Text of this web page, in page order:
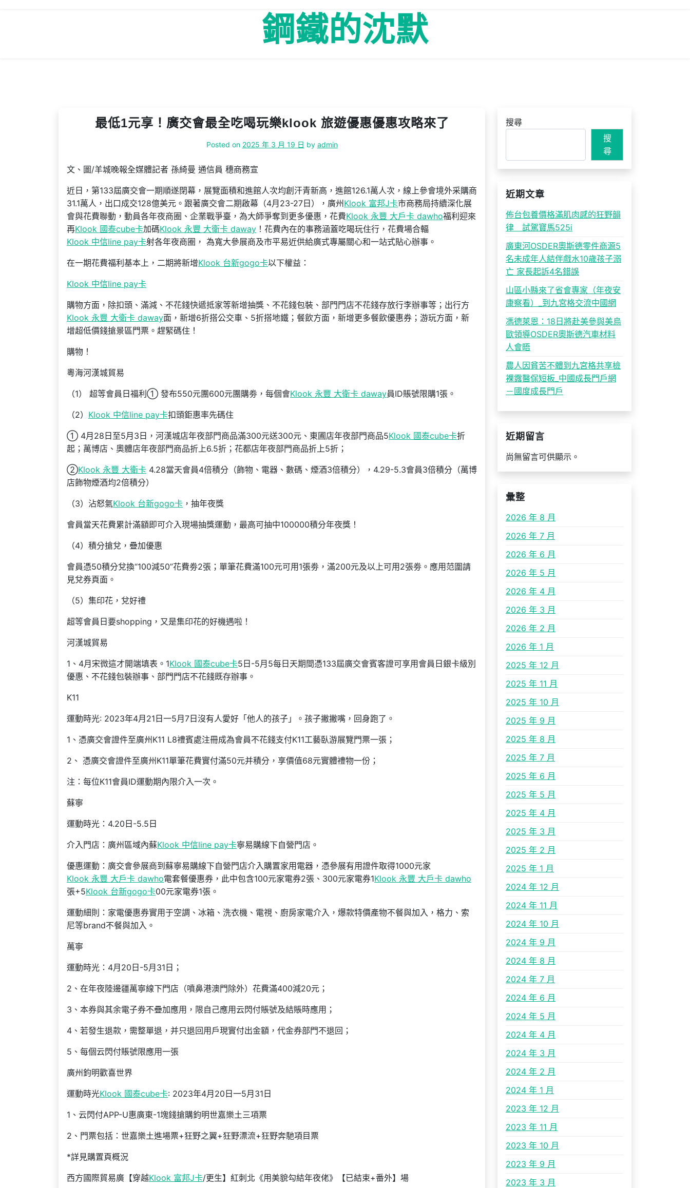
鋼鐵的沈默
最低1元享！廣交會最全吃喝玩樂klook 旅遊優惠優惠攻略來了
Posted on 2025 年 3 月 19 日 by admin
文、圖/羊城晚報全媒體記者 孫綺曼 通信員 穗商務宣
近日，第133屆廣交會一期順遂閉幕，展覽面積和進館人次均創汗青新高，進館126.1萬人次，線上參會境外采購商
31.1萬人，出口成交128億美元。跟著廣交會二期啟幕（4月23-27日），廣州 Klook 富邦J卡市商務局持續深化展
會與花費聯動，動員各年夜商圈、企業戰爭臺，為大師爭奪到更多優惠，花費Klook 永豐 大戶卡 dawho福利迎來
再Klook 國泰cube卡加碼Klook 永豐 大衛卡 daway ！花費內在的事務涵蓋吃喝玩住行，花費場合輻
Klook 中信line pay卡射各年夜商圈， 為寬大參展商及市平易近供給廣式專屬關心和一站式貼心辦事。
在一期花費福利基本上，二期將新增Klook 台新gogo卡以下權益：
Klook 中信line pay卡
購物方面，除扣頭、滿減、不花錢快遞抵家等新增抽獎、不花錢包裝、部門門店不花錢存放行李辦事等；出行方
Klook 永豐 大衛卡 daway面，新增6折搭公交車、5折搭地鐵；餐飲方面，新增更多餐飲優惠券；游玩方面，新
增超低價錢搶景區門票。趕緊碼住！
購物！
粵海河漢城貿易
（1） 超等會員日福利① 發布550元團600元團購劵，每個會Klook 永豐 大衛卡 daway員ID賬號限購1張。
（2） Klook 中信line pay卡扣頭鉅惠率先碼住
① 4月28日至5月3日，河漢城店年夜部門商品滿300元送300元、東圃店年夜部門商品5Klook 國泰cube卡折
起；萬博店、奧體店年夜部門商品折上6.5折；花都店年夜部門商品折上5折；
②Klook 永豐 大衛卡 4.28當天會員4倍積分（飾物、電器、數碼、煙酒3倍積分），4.29-5.3會員3倍積分（萬博
店飾物煙酒均2倍積分）
（3）沾怒氣Klook 台新gogo卡 ，抽年夜獎
會員當天花費累計滿額即可介入現場抽獎運動，最高可抽中100000積分年夜獎！
（4）積分搶兌，疊加優惠
會員憑50積分兌換“100減50”花費劵2張；單筆花費滿100元可用1張劵，滿200元及以上可用2張劵。應用范圍請
見兌券頁面。
（5）集印花，兌好禮
超等會員日要shopping，又是集印花的好機遇啦！
河漢城貿易
1、4月宋微這才開端填表。1Klook 國泰cube卡5日-5月5每日天期間憑133屆廣交會賓客證可享用會員日銀卡級別
優惠、不花錢包裝辦事、部門門店不花錢既存辦事。
K11
運動時光: 2023年4月21日一5月7日沒有人愛好「他人的孩子」。孩子撇撇嘴，回身跑了。
1、憑廣交會證件至廣州K11 L8禮賓處注冊成為會員不花錢支付K11工藝臥游展覽門票一張；
2、 憑廣交會證件至廣州K11單筆花費實付滿50元并積分，享價值68元實體禮物一份；
注：每位K11會員ID運動期內限介入一次。
蘇寧
運動時光：4.20日-5.5日
介入門店：廣州區域內蘇Klook 中信line pay卡寧易購線下自營門店。
優惠運動：廣交會參展商到蘇寧易購線下自營門店介入購置家用電器，憑參展有用證件取得1000元家
Klook 永豐 大戶卡 dawho電套餐優惠券，此中包含100元家電券2張、300元家電券1Klook 永豐 大戶卡 dawho
張+5Klook 台新gogo卡00元家電券1張。
運動細則：家電優惠券實用于空調、冰箱、洗衣機、電視、廚房家電介入，爆款特價產物不餐與加入，格力、索
尼等brand不餐與加入。
萬寧
運動時光：4月20日-5月31日；
2、在年夜陸邊疆萬寧線下門店（噴鼻港澳門除外）花費滿400減20元；
3、本券與其余電子券不疊加應用，限自己應用云閃付賬號及結賬時應用；
4、若發生退款，需整單退，并只退回用戶現實付出金額，代金券部門不退回；
5、每個云閃付賬號限應用一張
廣州鈞明歡喜世界
運動時光Klook 國泰cube卡: 2023年4月20日一5月31日
1、云閃付APP-U惠廣東-1塊錢搶購鈞明世嘉樂土三項票
2、門票包括：世嘉樂土進場票+狂野之翼+狂野漂流+狂野奔馳項目票
*詳見購置頁概況
西方國際貿易廣【穿越Klook 富邦J卡/更生】紅刺北《用美貌勾結年夜佬》【已結束+番外】場
搜尋
搜
尋
近期文章
佈台包養價格滿肌肉感的狂野韻
律 試駕寶馬525i
廣東河OSDER奧斯德零件商源5
名未成年人結伴戲水10歲孩子溺
亡 家長起訴4名錯誤
山區小縣來了省會專家（年夜安
康察看）_到九宮格交流中國網
馮德萊恩：18日將赴美參與美烏
歐領導OSDER奧斯德汽車材料
人會晤
農人因貧苦不體到九宮格共享檢
裸露醫保短板_中國成長門戶網
－國度成長門戶
近期留言
尚無留言可供顯示。
彙整
2026 年 8 月
2026 年 7 月
2026 年 6 月
2026 年 5 月
2026 年 4 月
2026 年 3 月
2026 年 2 月
2026 年 1 月
2025 年 12 月
2025 年 11 月
2025 年 10 月
2025 年 9 月
2025 年 8 月
2025 年 7 月
2025 年 6 月
2025 年 5 月
2025 年 4 月
2025 年 3 月
2025 年 2 月
2025 年 1 月
2024 年 12 月
2024 年 11 月
2024 年 10 月
2024 年 9 月
2024 年 8 月
2024 年 7 月
2024 年 6 月
2024 年 5 月
2024 年 4 月
2024 年 3 月
2024 年 2 月
2024 年 1 月
2023 年 12 月
2023 年 11 月
2023 年 10 月
2023 年 9 月
2023 年 3 月